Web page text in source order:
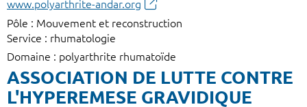
www.polyarthrite-andar.org
Pôle : Mouvement et reconstruction
Service : rhumatologie
Domaine : polyarthrite rhumatoïde
ASSOCIATION DE LUTTE CONTRE
L'HYPEREMESE GRAVIDIQUE